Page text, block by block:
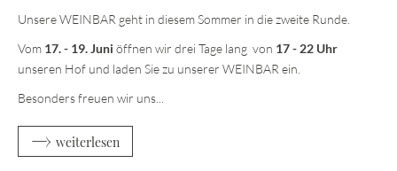
Unsere WEINBAR geht in diesem Sommer in die zweite Runde.
Vom 17. - 19. Juni öffnen wir drei Tage lang von 17 - 22 Uhr
unseren Hof und laden Sie zu unserer WEINBAR ein.
Besonders freuen wir uns...
weiterlesen